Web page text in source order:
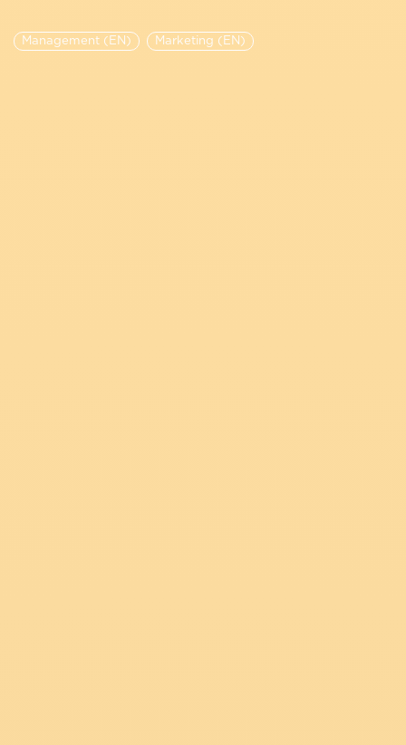
Management (EN) Marketing (EN)